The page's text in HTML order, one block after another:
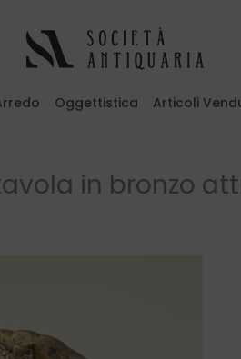
Oggettistica Articoli
in bronzo